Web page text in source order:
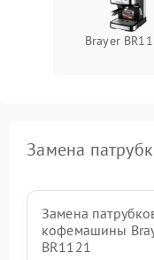
Brayer
Замена
Замена
кофемашины
BR1121